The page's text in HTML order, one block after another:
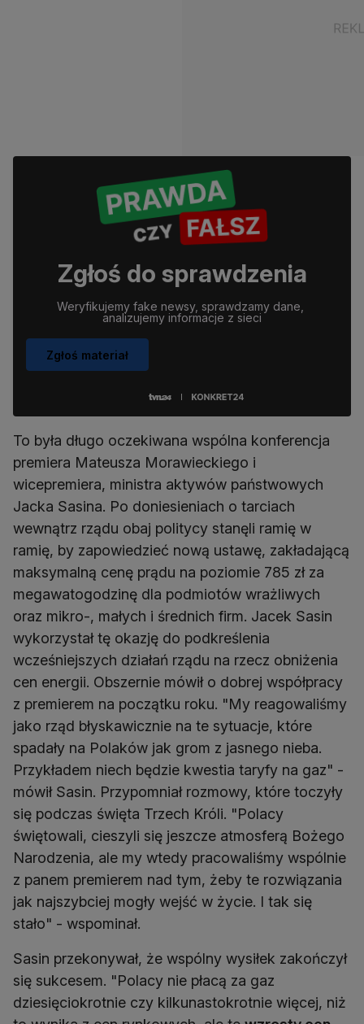
Zgłoś do sprawdzenia
Weryfikujemy fake newsy, sprawdzamy dane,
analizujemy informacje z sieci
Zgłoś materiał
To była długo oczekiwana wspólna konferencja
premiera Mateusza Morawieckiego i
wicepremiera, ministra aktywów państwowych
Jacka Sasina. Po doniesieniach o tarciach
wewnątrz rządu obaj politycy stanęli ramię w
ramię, by zapowiedzieć nową ustawę, zakładającą
maksymalną cenę prądu na poziomie 785 zł za
megawatogodzinę dla podmiotów wrażliwych
oraz mikro-, małych i średnich firm. Jacek Sasin
wykorzystał tę okazję do podkreślenia
wcześniejszych działań rządu na rzecz obniżenia
cen energii. Obszernie mówił o dobrej współpracy
z premierem na początku roku. "My reagowaliśmy
jako rząd błyskawicznie na te sytuacje, które
spadały na Polaków jak grom z jasnego nieba.
Przykładem niech będzie kwestia taryfy na gaz" -
mówił Sasin. Przypomniał rozmowy, które toczyły
się podczas święta Trzech Króli. "Polacy
świętowali, cieszyli się jeszcze atmosferą Bożego
Narodzenia, ale my wtedy pracowaliśmy wspólnie
z panem premierem nad tym, żeby te rozwiązania
jak najszybciej mogły wejść w życie. I tak się
stało" - wspominał.
Sasin przekonywał, że wspólny wysiłek zakończył
się sukcesem. "Polacy nie płacą za gaz
dziesięciokrotnie czy kilkunastokrotnie więcej, niż